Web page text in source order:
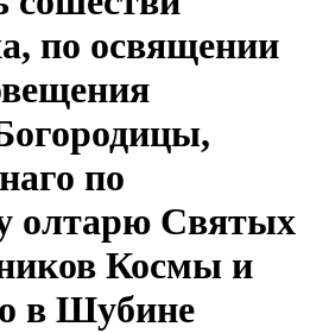
по освящении
по
олтарю Святых
Космы и
в Шубине